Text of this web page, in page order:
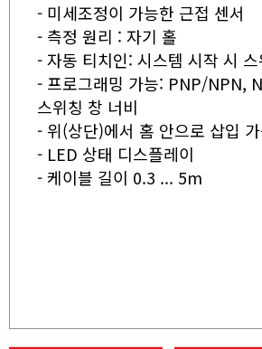
- 미세조정이 가능한 근접 센서
- 측정 원리 : 자기 홀
- 자동 티치인: 시스템 시작 시
- 프로그래밍 가능: PNP/NPN,
스위칭 창 너비
- 위(상단)에서 홈 안으로 삽입
- LED 상태 디스플레이
- 케이블 길이 0.3 ... 5m